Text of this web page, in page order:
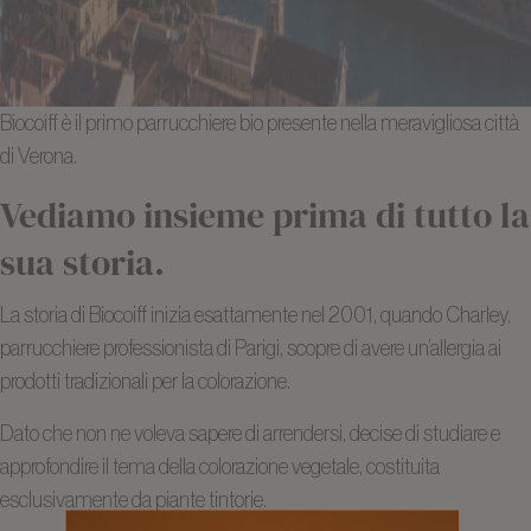
Biocoiff è il primo parrucchiere bio presente nella meravigliosa città
di Verona.
Vediamo insieme prima di tutto la
sua storia.
La storia di Biocoiff inizia esattamente nel 2001, quando Charley,
parrucchiere professionista di Parigi, scopre di avere un’allergia ai
prodotti tradizionali per la colorazione.
Dato che non ne voleva sapere di arrendersi, decise di studiare e
approfondire il tema della colorazione vegetale, costituita
esclusivamente da piante tintorie.